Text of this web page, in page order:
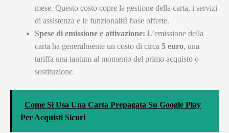
mese. Questo costo copre la gestione della carta, i servizi
di assistenza e le funzionalità base offerte.
Spese di emissione e attivazione: L’emissione della
carta ha generalmente un costo di circa 5 euro, una
tariffa una tantum al momento del primo acquisto o
sostituzione.
Come Si Usa Una Carta Prepagata Su Google Play
Per Acquisti Sicuri